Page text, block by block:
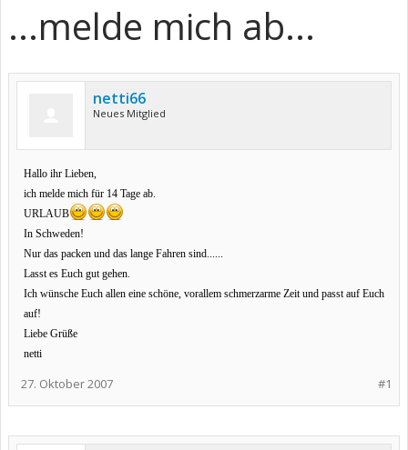
...melde mich ab...
netti66
Neues Mitglied
Hallo ihr Lieben,
ich melde mich für 14 Tage ab.
URLAUB
In Schweden!
Nur das packen und das lange Fahren sind......
Lasst es Euch gut gehen.
Ich wünsche Euch allen eine schöne, vorallem schmerzarme Zeit und passt auf Euch
auf!
Liebe Grüße
netti
#1
27. Oktober 2007